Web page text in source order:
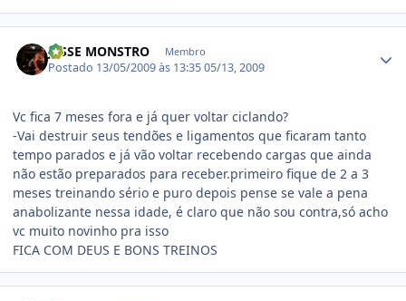
JESSE MONSTRO Membro
Postado 13/05/2009 às 13:3505/13, 2009
Vc fica 7 meses fora e já quer voltar ciclando?
-Vai destruir seus tendões e ligamentos que ficaram tanto
tempo parados e já vão voltar recebendo cargas que ainda
não estão preparados para receber.primeiro fique de 2 a 3
meses treinando sério e puro depois pense se vale a pena
anabolizante nessa idade, é claro que não sou contra,só acho
vc muito novinho pra isso
FICA COM DEUS E BONS TREINOS